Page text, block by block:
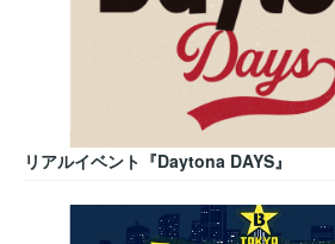
リアルイベント『Daytona DAYS』